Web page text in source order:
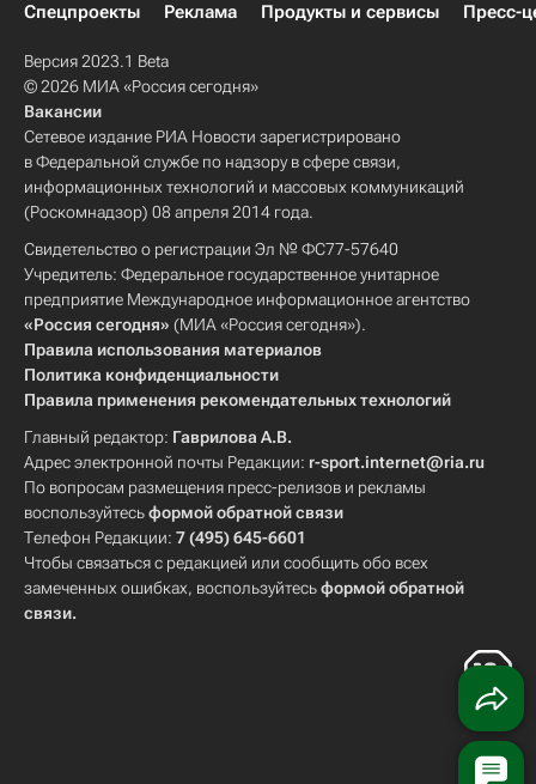
Спецпроекты
Реклама Продукты и сервисы Пресс-
Версия 2023.1 Beta
© 2026 МИА «Россия сегодня»
Вакансии
Сетевое издание РИА Новости зарегистрировано
в Федеральной службе по надзору в сфере связи,
информационных технологий и массовых коммуникаций
(Роскомнадзор) 08 апреля 2014 года.
Свидетельство о регистрации Эл № ФС77-57640
Учредитель: Федеральное государственное унитарное
предприятие Международное информационное агентство
«Россия сегодня» (МИА «Россия сегодня»).
Правила использования материалов
Политика конфиденциальности
Правила применения рекомендательных технологий
Главный редактор: Гаврилова А.В.
Адрес электронной почты Редакции: r-sport.internet@ria.ru
По вопросам размещения пресс-релизов и рекламы
воспользуйтесьформой обратной связи
Телефон Редакции: 7 (495) 645-6601
Чтобы связаться с редакцией или сообщить обо всех
замеченных ошибках, воспользуйтесьформой обратной
связи.